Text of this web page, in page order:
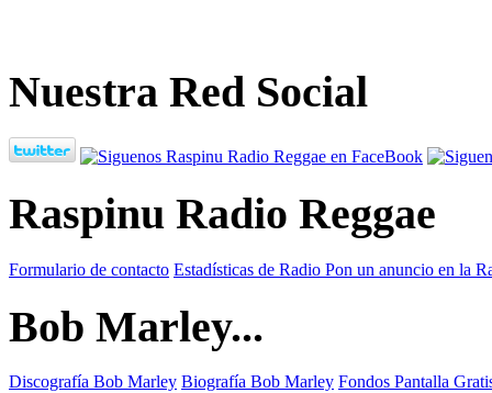
Nuestra Red Social
Raspinu Radio Reggae
Formulario de contacto Estadísticas de Radio Pon un anuncio en la
Bob Marley...
Discografía Bob Marley Biografía Bob Marley Fondos Pantalla